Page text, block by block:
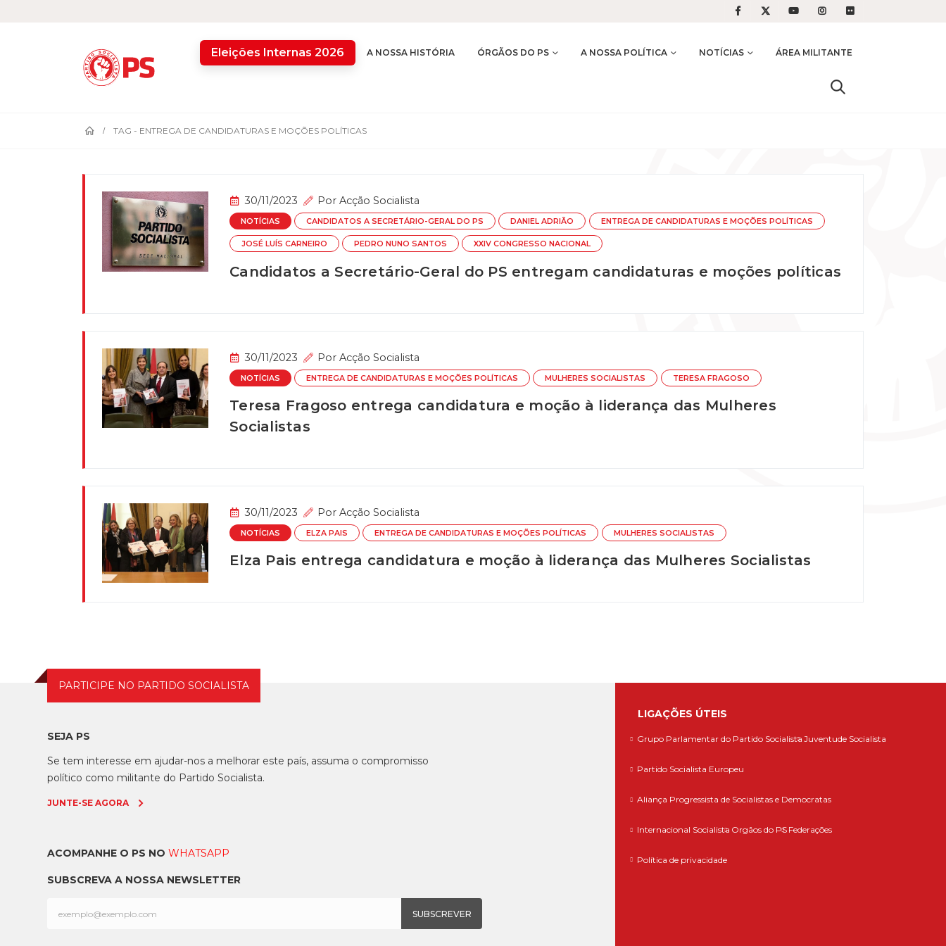
Eleições Internas 2026 A NOSSA HISTÓRIA ÓRGÃOS DO PS A NOSSA POLÍTICA NOTÍCIAS ÁREA MILITANTE
TAG - ENTREGA DE CANDIDATURAS E MOÇÕES POLÍTICAS
30/11/2023 Por Acção Socialista
NOTÍCIAS CANDIDATOS A SECRETÁRIO-GERAL DO PS DANIEL ADRIÃO ENTREGA DE CANDIDATURAS E MOÇÕES POLÍTICAS
JOSÉ LUÍS CARNEIRO PEDRO NUNO SANTOS XXIV CONGRESSO NACIONAL
Candidatos a Secretário-Geral do PS entregam candidaturas e moções políticas
30/11/2023 Por Acção Socialista
NOTÍCIAS ENTREGA DE CANDIDATURAS E MOÇÕES POLÍTICAS MULHERES SOCIALISTAS TERESA FRAGOSO
Teresa Fragoso entrega candidatura e moção à liderança das Mulheres
Socialistas
30/11/2023 Por Acção Socialista
NOTÍCIAS ELZA PAIS ENTREGA DE CANDIDATURAS E MOÇÕES POLÍTICAS MULHERES SOCIALISTAS
Elza Pais entrega candidatura e moção à liderança das Mulheres Socialistas
PARTICIPE NO PARTIDO SOCIALISTA
SEJA PS
Se tem interesse em ajudar-nos a melhorar este país, assuma o compromisso
político como militante do Partido Socialista.
JUNTE-SE AGORA
ACOMPANHE O PS NOWHATSAPP
SUBSCREVA A NOSSA NEWSLETTER
LIGAÇÕES ÚTEIS
Grupo Parlamentar do Partido Socialista Juventude Socialista
Partido Socialista Europeu
Aliança Progressista de Socialistas e Democratas
Internacional Socialista Orgãos do PS Federações
Política de privacidade